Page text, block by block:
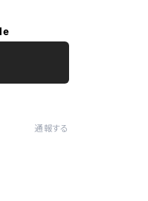
通報する